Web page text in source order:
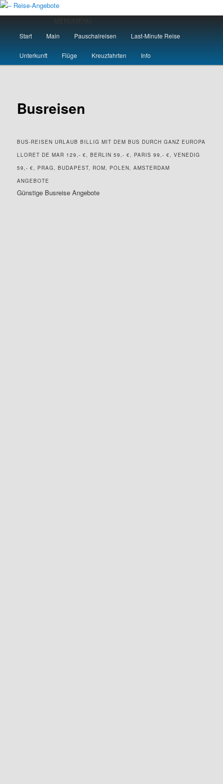
Zum
primären
springen– Reise-Angebote
Start Main Pauschalreisen Last-Minute Reise
Unterkunft Flüge Kreuzfahrten Info
Busreisen
BUS-REISEN URLAUB BILLIG MIT DEM BUS DURCH GANZ EUROPA
LLORET DE MAR 129,- €, BERLIN 59,- €, PARIS 99,- €, VENEDIG
59,- €, PRAG, BUDAPEST, ROM, POLEN, AMSTERDAM
ANGEBOTE
Günstige Busreise Angebote